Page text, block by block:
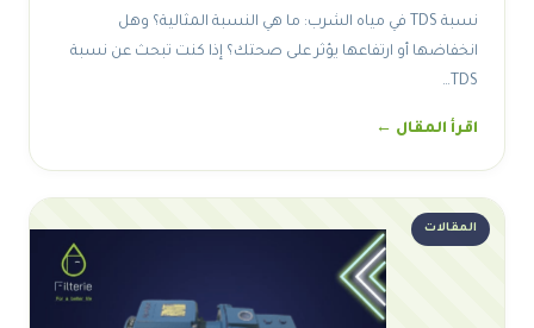
نسبة TDS في مياه الشرب: ما هي النسبة المثالية؟ وهل
انخفاضها أو ارتفاعها يؤثر على صحتك؟ إذا كنت تبحث عن نسبة
TDS…
اقرأ المقال ←
المقالات